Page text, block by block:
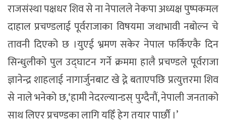
राजसंस्था पक्षधर शिव से ना नेपालले नेकपा अध्यक्ष पुष्पकमल
दाहाल प्रचण्डलाई पूर्वराजाका विषयमा जथाभावी नबोल्न चे
तावनी दिएको छ ।युएई भ्रमण सकेर नेपाल फर्किएकै दिन
सिन्धुलीको पुल उद्घाटन गर्ने क्रममा हालै प्रचण्डले पूर्वराजा
ज्ञानेन्द्र शाहलाई नागार्जुनबाट खे द्ने बताएपछि प्रत्युत्तरमा शिव
से नाले भनेको छ,‘हामी नेदरल्यान्डस् पुग्दैनौं, नेपाली जनताको
साथ लिएर प्रचण्डका लागि यहिँ हेग तयार पार्छौं ।’